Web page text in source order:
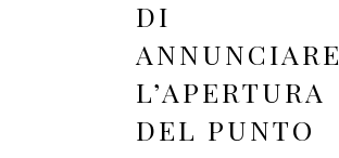
DI
ANNUNCIARE
L’APERTURA
DEL PUNTO